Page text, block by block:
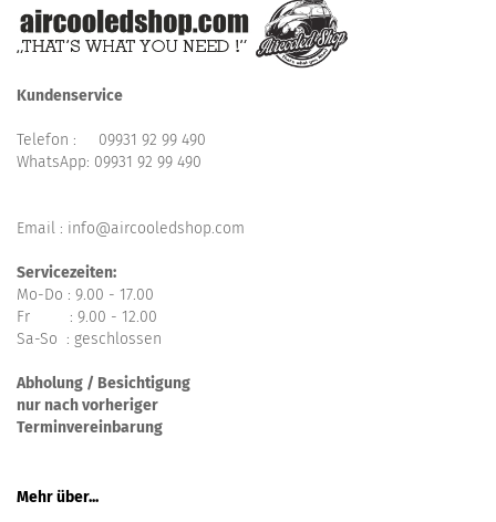
Kundenservice
Telefon : 09931 92 99 490
WhatsApp: 09931 92 99 490
Email : info@aircooledshop.com
Servicezeiten:
Mo-Do : 9.00 - 17.00
Fr : 9.00 - 12.00
Sa-So : geschlossen
Abholung / Besichtigung
nur nach vorheriger
Terminvereinbarung
Mehr über...